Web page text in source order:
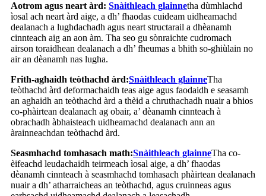
Aotrom agus neart àrd: Snàithleach glainnetha dùmhlachd
ìosal ach neart àrd aige, a dh’ fhaodas cuideam uidheamachd
dealanach a lughdachadh agus neart structarail a dhèanamh
cinnteach aig an aon àm. Tha seo gu sònraichte cudromach
airson toraidhean dealanach a dh’ fheumas a bhith so-ghiùlain no
air an dèanamh nas lugha.
Frith-aghaidh teòthachd àrd:Snàithleach glainneTha
teòthachd àrd deformachaidh teas aige agus faodaidh e seasamh
an aghaidh an teòthachd àrd a thèid a chruthachadh nuair a bhios
co-phàirtean dealanach ag obair, a’ dèanamh cinnteach à
obrachadh àbhaisteach uidheamachd dealanach ann an
àrainneachdan teòthachd àrd.
Seasmhachd tomhasach math:Snàithleach glainneTha co-
èifeachd leudachaidh teirmeach ìosal aige, a dh’ fhaodas
dèanamh cinnteach à seasmhachd tomhasach phàirtean dealanach
nuair a dh’ atharraicheas an teòthachd, agus cruinneas agus